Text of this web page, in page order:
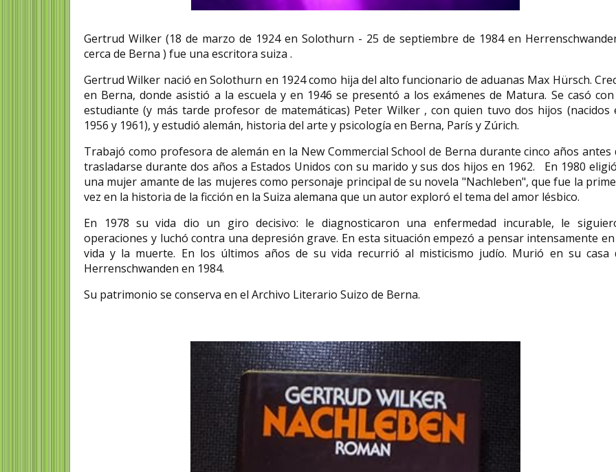
Gertrud Wilker (18 de marzo de 1924 en Solothurn - 25 de septiembre de 1984 en
cerca de Berna ) fue una escritora suiza .
Gertrud Wilker nació en Solothurn en 1924 como hija del alto funcionario de aduanas Max Hürsch.
en Berna, donde asistió a la escuela y en 1946 se presentó a los exámenes de Matura. Se casó
estudiante (y más tarde profesor de matemáticas) Peter Wilker , con quien tuvo dos hijos (nacidos
1956 y 1961), y estudió alemán, historia del arte y psicología en Berna, París y Zúrich.
Trabajó como profesora de alemán en la New Commercial School de Berna durante cinco años antes
trasladarse durante dos años a Estados Unidos con su marido y sus dos hijos en 1962. En 1980
una mujer amante de las mujeres como personaje principal de su novela "Nachleben", que fue la
vez en la historia de la ficción en la Suiza alemana que un autor exploró el tema del amor lésbico.
En 1978 su vida dio un giro decisivo: le diagnosticaron una enfermedad incurable, le
operaciones y luchó contra una depresión grave. En esta situación empezó a pensar intensamente
vida y la muerte. En los últimos años de su vida recurrió al misticismo judío. Murió en su casa
Herrenschwanden en 1984.
Su patrimonio se conserva en el Archivo Literario Suizo de Berna.
Luz Pozo Garza escritora,
crítica literaria y poeta
de 1922 – La Coruña, 20 de abril de
2020),​ fue una escritora,...
Pamela Lyndon Travers
niñera de ficción Mary
literario de Helen Lyndon Goff;
Maryborough, Queensland,...
Josephine
de 1877 en Berlín, -
de 1921 ibid) fue